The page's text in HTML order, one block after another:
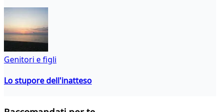
Genitori e figli
Lo stupore dell'inatteso